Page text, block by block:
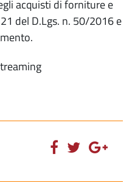
acquisti di forniture e
del D.Lgs. n. 50/2016 e